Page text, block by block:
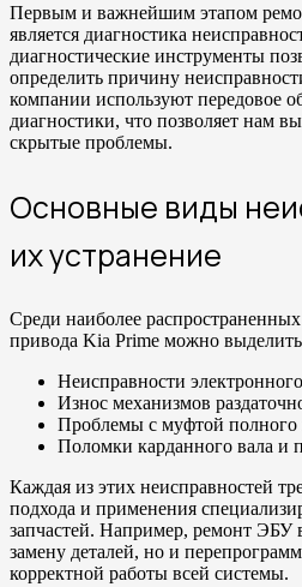
Первым и важнейшим этапом
является диагностика
диагностические инструменты
определить причину
компании используют передовое
диагностики, что позволяет нам
скрытые проблемы.
Основные виды
их устранение
Среди наиболее
привода Kia Prime можно
Неисправности
Износ механизмов
Проблемы с муфтой полного
Поломки карданного вала и
Каждая из этих неисправностей
подхода и применения
запчастей. Например, ремонт ЭБУ
замену деталей, но и
корректной работы всей системы.